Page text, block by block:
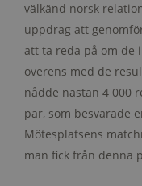
välkänd norsk
uppdrag att
att ta reda på om de
överens med de
nådde nästan 4 000
par, som besvarade
Mötesplatsens
man fick från denna